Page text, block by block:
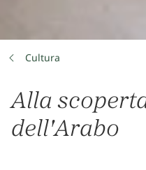
Cultura
Alla
dell'Arabo